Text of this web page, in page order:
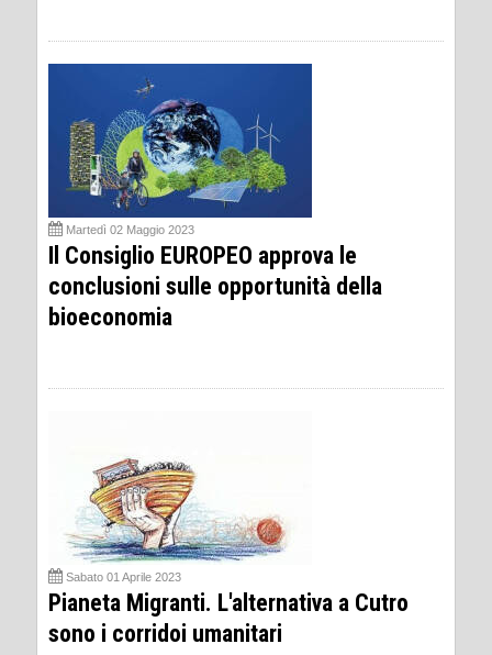
Martedì 02 Maggio 2023
Il Consiglio EUROPEO approva le
conclusioni sulle opportunità della
bioeconomia
Sabato 01 Aprile 2023
Pianeta Migranti. L'alternativa a Cutro
sono i corridoi umanitari